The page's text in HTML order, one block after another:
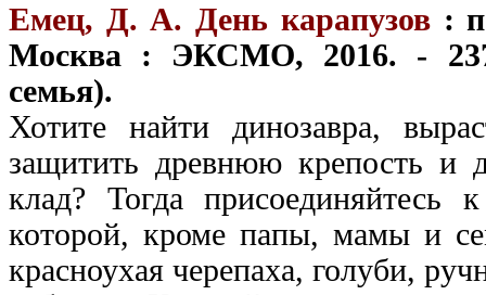
Емец, Д. А. День карапузов:
Москва : ЭКСМО, 2016. -
семья).
Хотите найти динозавра,
защитить древнюю крепость и
клад? Тогда присоединяйтесь
которой, кроме папы, мамы и
красноухая черепаха, голуби,